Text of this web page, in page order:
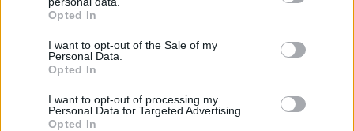
grant or deny consent to Google and its third-party tags to
use your data for below specified purposes in below Google
consent section.
Opted In
I want to opt-out of the Sale of my
Personal Data.
Opted In
I want to opt-out of processing my
Personal Data for Targeted Advertising.
Opted In
08.08.2026, 15:02
Games